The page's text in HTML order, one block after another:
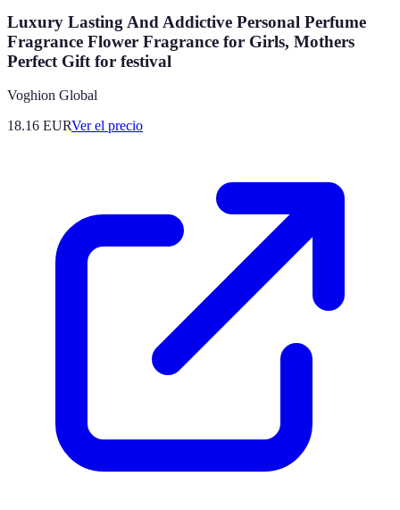
Luxury Lasting And Addictive Personal Perfume
Fragrance Flower Fragrance for Girls, Mothers
Perfect Gift for festival
Voghion Global
18.16 EURVer el precio